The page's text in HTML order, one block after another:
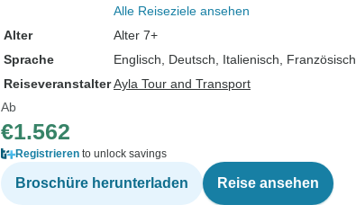
Alle Reiseziele ansehen
Alter
Alter 7+
Sprache
Englisch, Deutsch, Italienisch,
ReiseveranstalterAyla Tour and Transport
Ab
€1.562
Registrieren to unlock savings
Broschüre herunterladen Reise ansehen